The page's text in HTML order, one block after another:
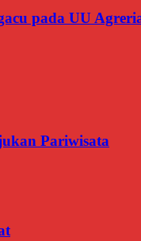
pada UU
Pariwisata